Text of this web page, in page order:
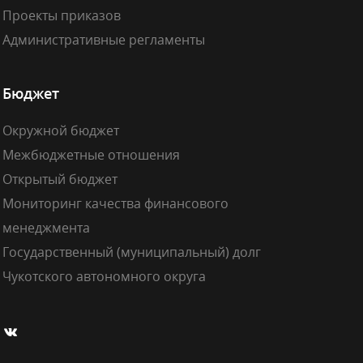
Проекты приказов
Административные регламенты
Бюджет
Окружной бюджет
Межбюджетные отношения
Открытый бюджет
Мониторинг качества финансового
менеджмента
Государственный (муниципальный) долг
Чукотского автономного округа